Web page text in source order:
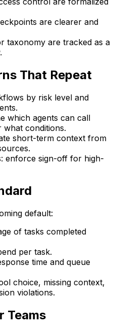
are clearer and
taxonomy are tracked as a
That Repeat
by risk level and
which agents can call
conditions.
short-term context from
enforce sign-off for high-
default:
of tasks completed
per task.
time and queue
choice, missing context,
violations.
Teams